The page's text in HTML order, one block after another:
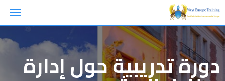
Skip
to
content
دورة تدريبية حول إدارة